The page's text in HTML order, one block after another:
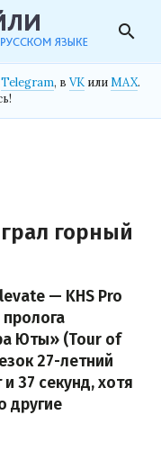
search
Telegram, в VK илиMAX.
горный
— KHS Pro
Юты» (Tour of
27-летний
37 секунд, хотя
другие